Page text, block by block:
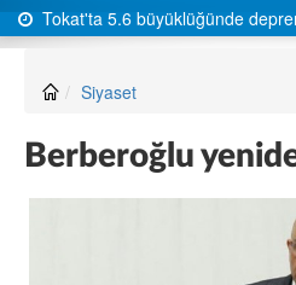
Tokat'ta 5.6 büyüklüğünde
Siyaset
Berberoğlu